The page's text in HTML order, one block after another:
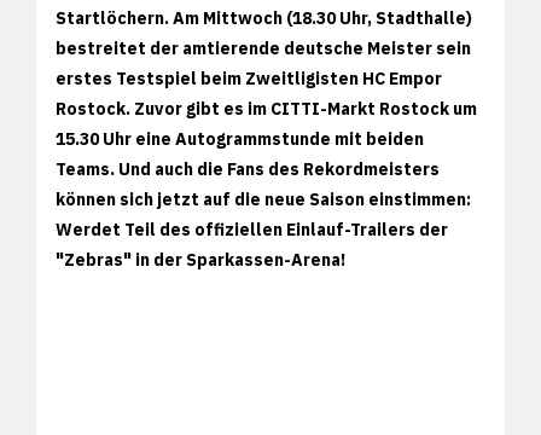
Startlöchern. Am Mittwoch (18.30 Uhr, Stadthalle)
bestreitet der amtierende deutsche Meister sein
erstes Testspiel beim Zweitligisten HC Empor
Rostock. Zuvor gibt es im CITTI-Markt Rostock um
15.30 Uhr eine Autogrammstunde mit beiden
Teams. Und auch die Fans des Rekordmeisters
können sich jetzt auf die neue Saison einstimmen:
Werdet Teil des offiziellen Einlauf-Trailers der
"Zebras" in der Sparkassen-Arena!